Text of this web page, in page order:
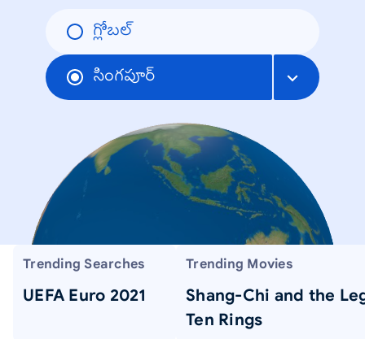
గ్లోబల్
సింగపూర్
Trending Searches
UEFA Euro 2021
Trending Movies
Shang-Chi and the
Ten Rings